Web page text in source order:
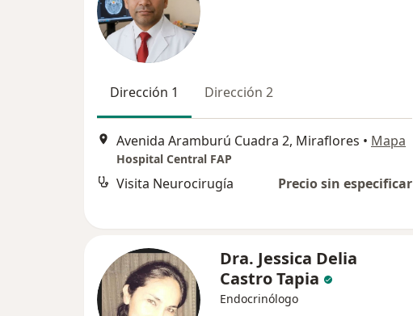
Dirección 1 Dirección 2
Avenida Aramburú Cuadra 2, Miraflores • Mapa
Hospital Central FAP
Visita Neurocirugía Precio sin especificar
Dra. Jessica Delia
Castro Tapia
Endocrinólogo